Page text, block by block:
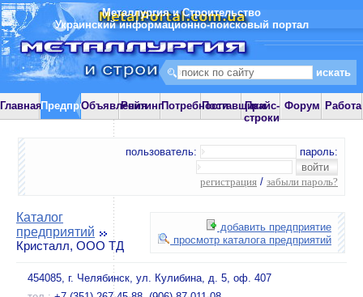
Металлургия и Строительство
Украинский информационно-поисковый портал
ГлавнаяПредприятияОбъявления
РейтингПотребностиПоставщики
Прайс-
строки
Форум Работа
пользователь: пароль:
регистрация / забыли пароль?
добавить предприятие
просмотр каталога предприятий
Каталог
предприятий
Кристалл, ООО ТД
454085, г. Челябинск, ул. Кулибина, д. 5, оф. 407